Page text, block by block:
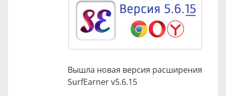
Вышла новая версия расширения
SurfEarner v5.6.15